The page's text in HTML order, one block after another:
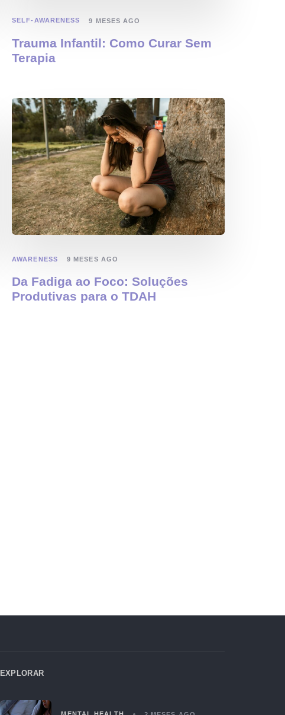
SELF-AWARENESS 9 MESES AGO
Trauma Infantil: Como Curar Sem
Terapia
AWARENESS 9 MESES AGO
Da Fadiga ao Foco: Soluções
Produtivas para o TDAH
EXPLORAR